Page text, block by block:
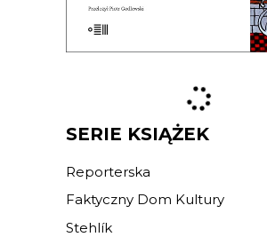
E-BOOK DO KOSZYKA
SERIE KSIĄŻEK
Reporterska
Faktyczny Dom Kultury
Stehlík